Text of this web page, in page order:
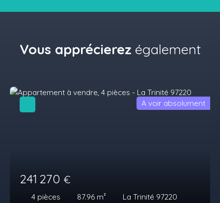
Vous apprécierez également
241 270 €
4 pièces 87.96 m² La Trinité 97220
A voir absolument